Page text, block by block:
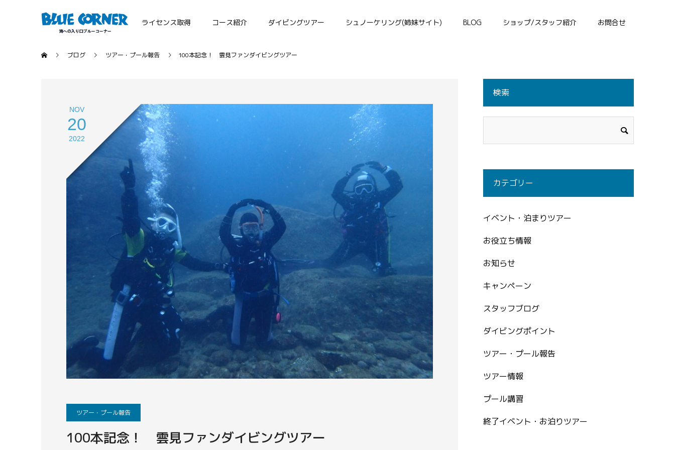
ライセンス取得 コース紹介 ダイビングツアー シュノーケリング(姉妹サイト) BLOG ショップ/スタッフ紹介 お問合せ
ブログ ツアー・プール報告 100本記念！ 雲見ファンダイビングツアー
NOV
20
2022
ツアー・プール報告
100本記念！ 雲見ファンダイビングツアー
検索
カテゴリー
イベント・泊まりツアー
お役立ち情報
お知らせ
キャンペーン
スタッフブログ
ダイビングポイント
ツアー・プール報告
ツアー情報
プール講習
終了イベント・お泊りツアー